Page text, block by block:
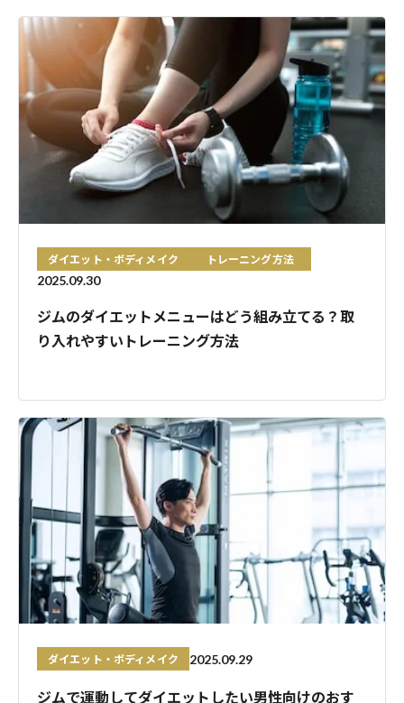
ダイエット・ボディメイク
トレーニング方法
2025.09.30
ジムのダイエットメニューはどう組み立てる？取
り入れやすいトレーニング方法
ダイエット・ボディメイク 2025.09.29
ジムで運動してダイエットしたい男性向けのおす